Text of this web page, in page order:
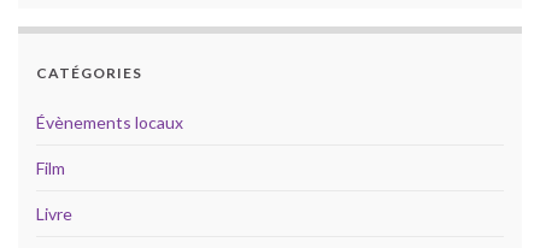
CATÉGORIES
Évènements locaux
Film
Livre